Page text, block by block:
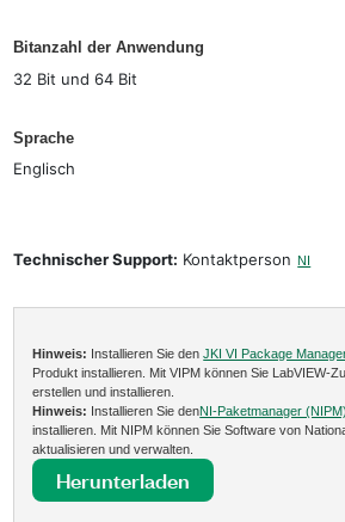
Bitanzahl der Anwendung
32 Bit und 64 Bit
Sprache
Englisch
Technischer Support: Kontaktperson NI
Hinweis: Installieren Sie denJKI VI Package
Produkt installieren. Mit VIPM können Sie LabVIEW-
erstellen und installieren.
Hinweis: Installieren Sie denNI-Paketmanager (NIPM)
installieren. Mit NIPM können Sie Software von
aktualisieren und verwalten.
Herunterladen